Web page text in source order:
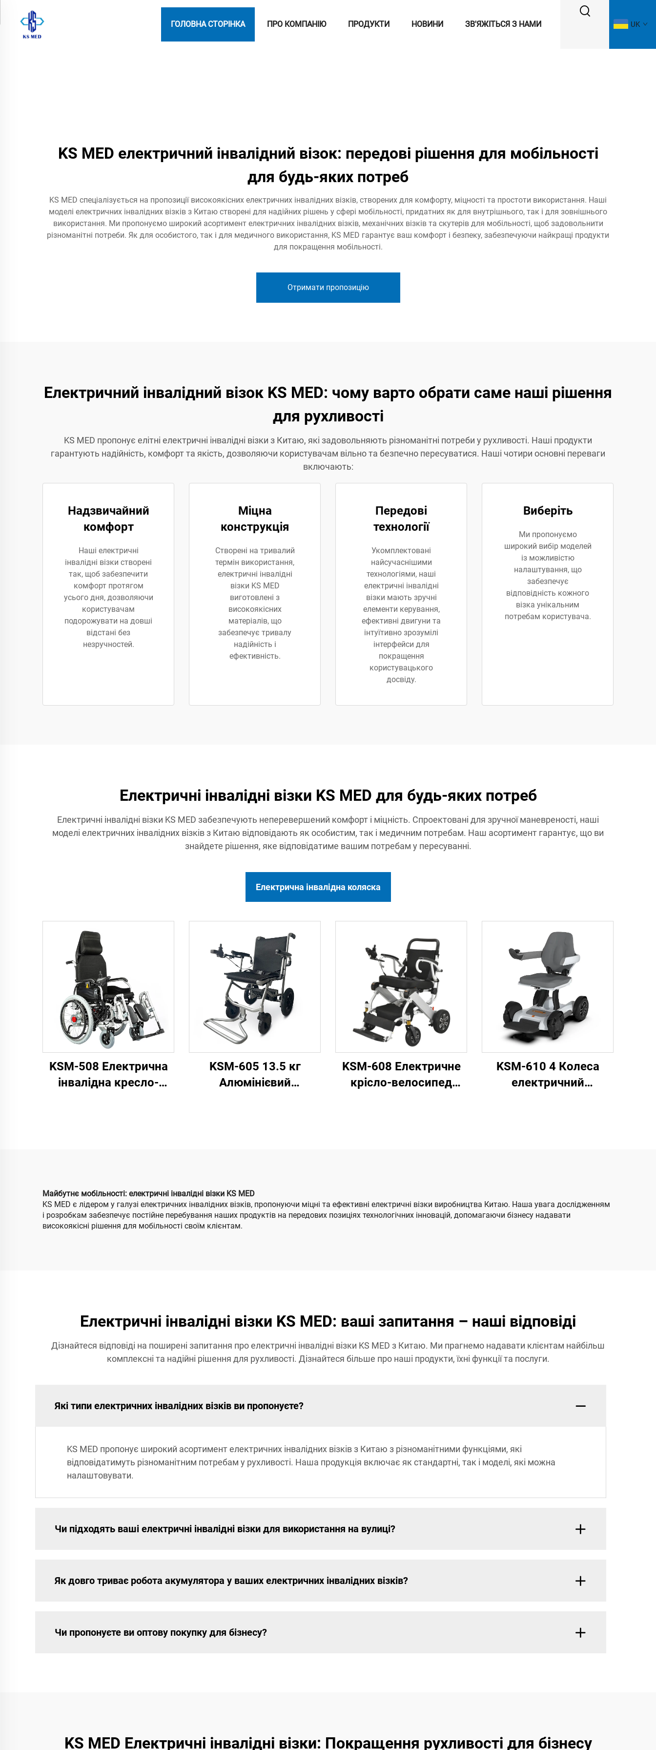
ГОЛОВНА СТОРІНКА ПРО КОМПАНІЮ ПРОДУКТИ НОВИНИ ЗВ'ЯЖІТЬСЯ З НАМИ UK
KS MED електричний інвалідний візок: передові рішення для мобільності
для будь-яких потреб
KS MED спеціалізується на пропозиції високоякісних електричних інвалідних візків, створених для комфорту, міцності та простоти використання. Наші
моделі електричних інвалідних візків з Китаю створені для надійних рішень у сфері мобільності, придатних як для внутрішнього, так і для зовнішнього
використання. Ми пропонуємо широкий асортимент електричних інвалідних візків, механічних візків та скутерів для мобільності, щоб задовольнити
різноманітні потреби. Як для особистого, так і для медичного використання, KS MED гарантує ваш комфорт і безпеку, забезпечуючи найкращі продукти
для покращення мобільності.
Отримати пропозицію
Електричний інвалідний візок KS MED: чому варто обрати саме наші рішення
для рухливості
KS MED пропонує елітні електричні інвалідні візки з Китаю, які задовольняють різноманітні потреби у рухливості. Наші продукти
гарантують надійність, комфорт та якість, дозволяючи користувачам вільно та безпечно пересуватися. Наші чотири основні переваги
включають:
Надзвичайний
комфорт
Наші електричні
інвалідні візки створені
так, щоб забезпечити
комфорт протягом
усього дня, дозволяючи
користувачам
подорожувати на довші
відстані без
незручностей.
Міцна
конструкція
Створені на тривалий
термін використання,
електричні інвалідні
візки KS MED
виготовлені з
високоякісних
матеріалів, що
забезпечує тривалу
надійність і
ефективність.
Передові
технології
Укомплектовані
найсучаснішими
технологіями, наші
електричні інвалідні
візки мають зручні
елементи керування,
ефективні двигуни та
інтуїтивно зрозумілі
інтерфейси для
покращення
користувацького
досвіду.
Виберіть
Ми пропонуємо
широкий вибір моделей
із можливістю
налаштування, що
забезпечує
відповідність кожного
візка унікальним
потребам користувача.
Електричні інвалідні візки KS MED для будь-яких потреб
Електричні інвалідні візки KS MED забезпечують неперевершений комфорт і міцність. Спроектовані для зручної маневреності, наші
моделі електричних інвалідних візків з Китаю відповідають як особистим, так і медичним потребам. Наш асортимент гарантує, що ви
знайдете рішення, яке відповідатиме вашим потребам у пересуванні.
Електрична інвалідна коляска
KSM-508 Електрична
інвалідна кресло-
відкидання з опорами
для ніг
KSM-605 13.5 кг
Алюмінієвий
З Літієвим
Акумулятором
KSM-608 Електричне
крісло-велосипед
KSM-610 4 Колеса
електричний
Майбутнє мобільності: електричні інвалідні візки KS MED
KS MED є лідером у галузі електричних інвалідних візків, пропонуючи міцні та ефективні електричні візки виробництва Китаю. Наша увага дослідженням
і розробкам забезпечує постійне перебування наших продуктів на передових позиціях технологічних інновацій, допомагаючи бізнесу надавати
високоякісні рішення для мобільності своїм клієнтам.
Електричні інвалідні візки KS MED: ваші запитання – наші відповіді
Дізнайтеся відповіді на поширені запитання про електричні інвалідні візки KS MED з Китаю. Ми прагнемо надавати клієнтам найбільш
комплексні та надійні рішення для рухливості. Дізнайтеся більше про наші продукти, їхні функції та послуги.
Які типи електричних інвалідних візків ви пропонуєте?
KS MED пропонує широкий асортимент електричних інвалідних візків з Китаю з різноманітними функціями, які
відповідатимуть різноманітним потребам у рухливості. Наша продукція включає як стандартні, так і моделі, які можна
налаштовувати.
Чи підходять ваші електричні інвалідні візки для використання на вулиці?
Як довго триває робота акумулятора у ваших електричних інвалідних візків?
Чи пропонуєте ви оптову покупку для бізнесу?
KS MED Електричні інвалідні візки: Покращення рухливості для бізнесу